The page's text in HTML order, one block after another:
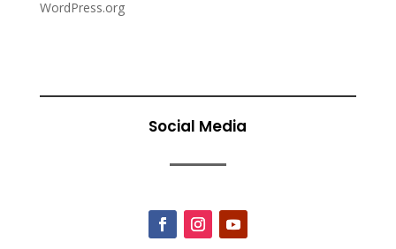
WordPress.org
Social Media